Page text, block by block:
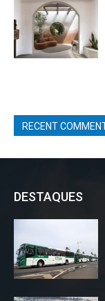
RECENT
DESTAQUES